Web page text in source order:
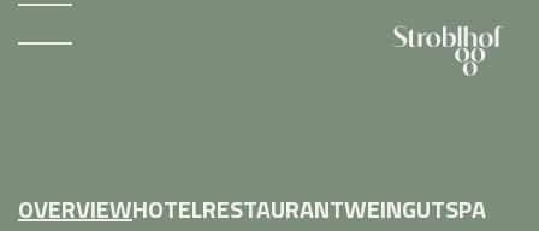
OVERVIEWHOTELRESTAURANTWEINGUTSPA